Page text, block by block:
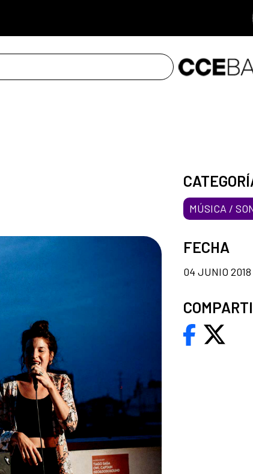
MÚSICA /
FECHA
04 JUNIO 2018